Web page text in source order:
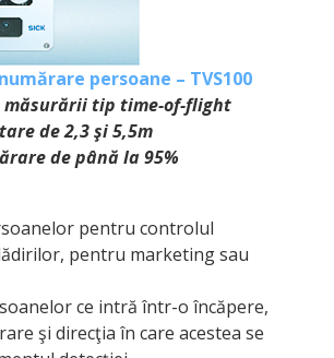
persoane – TVS100
măsurării tip time-of-flight
de 2,3 şi 5,5m
de până la 95%
pentru controlul
pentru marketing sau
ce intră într-o încăpere,
şi direcţia în care acestea se